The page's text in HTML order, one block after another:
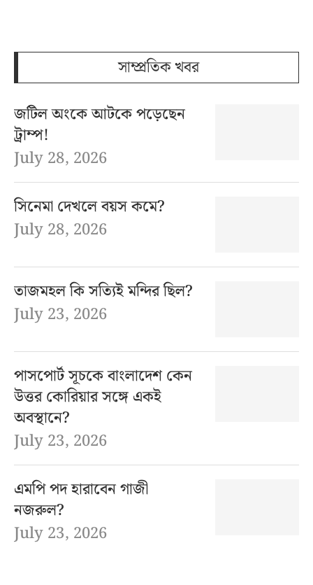
সাম্প্রতিক খবর
জটিল অংকে আটকে পড়েছেন
ট্রাম্প!
July 28, 2026
সিনেমা দেখলে বয়স কমে?
July 28, 2026
তাজমহল কি সত্যিই মন্দির ছিল?
July 23, 2026
পাসপোর্ট সূচকে বাংলাদেশ কেন
উত্তর কোরিয়ার সঙ্গে একই
অবস্থানে?
July 23, 2026
এমপি পদ হারাবেন গাজী
নজরুল?
July 23, 2026